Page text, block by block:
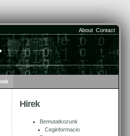
About Contact
Hirek
Bemutatkozunk
Ceginformacio